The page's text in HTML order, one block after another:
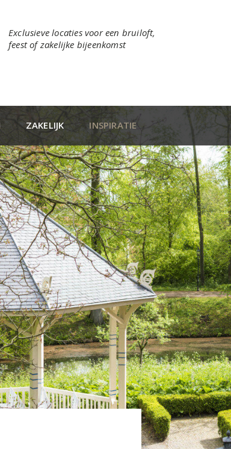
Exclusieve locaties voor een bruiloft,
feest of zakelijke bijeenkomst
ZAKELIJK INSPIRATIE